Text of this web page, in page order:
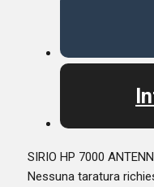
SIRIO HP 7000
Nessuna taratura